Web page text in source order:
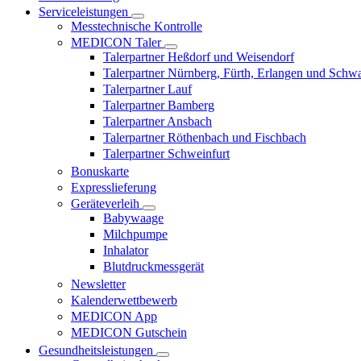
Serviceleistungen
Messtechnische Kontrolle
MEDICON Taler
Talerpartner Heßdorf und Weisendorf
Talerpartner Nürnberg, Fürth, Erlangen und
Talerpartner Lauf
Talerpartner Bamberg
Talerpartner Ansbach
Talerpartner Röthenbach und Fischbach
Talerpartner Schweinfurt
Bonuskarte
Expresslieferung
Geräteverleih
Babywaage
Milchpumpe
Inhalator
Blutdruckmessgerät
Newsletter
Kalenderwettbewerb
MEDICON App
MEDICON Gutschein
Gesundheitsleistungen